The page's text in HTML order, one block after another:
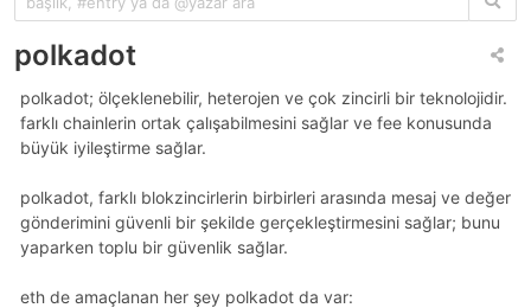
polkadot
polkadot; ölçeklenebilir, heterojen ve çok zincirli bir teknolojidir.
farklı chainlerin ortak çalışabilmesini sağlar ve fee konusunda
büyük iyileştirme sağlar.
polkadot, farklı blokzincirlerin birbirleri arasında mesaj ve değer
gönderimini güvenli bir şekilde gerçekleştirmesini sağlar; bunu
yaparken toplu bir güvenlik sağlar.
eth de amaçlanan her şey polkadot da var: